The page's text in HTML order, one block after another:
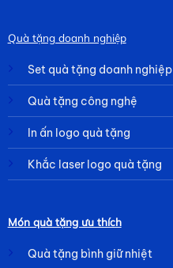
Quà tặng doanh nghiệp
Set quà tặng doanh nghiệp
Quà tặng công nghệ
In ấn logo quà tặng
Khắc laser logo quà tặng
Món quà tặng ưu thích
Quà tặng bình giữ nhiệt